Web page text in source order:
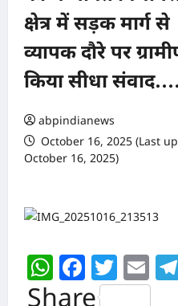
क्षेत्र में सड़क मार्ग से
व्यापक दौरे पर
किया सीधा
abpindianews
October 16, 2025 (Last
October 16, 2025)
WhatsApp
Share